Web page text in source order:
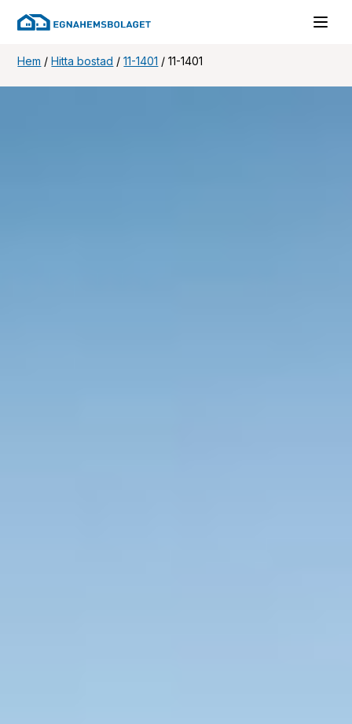
Hem /Hitta bostad /11-1401 /11-1401